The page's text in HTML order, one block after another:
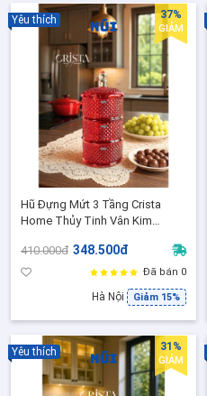
Hũ Đựng Mứt 3 Tầng Crista
Home Thủy Tinh Vân Kim
xịn, Đẹp lung linh
410.000đ 348.500đ
Đã bán 0
Hà Nội Giảm 15%
Yêu thích 37%
GIẢM
Yêu thích 31%
GIẢM